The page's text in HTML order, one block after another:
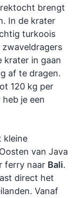
brengt
In de krater
turkoois
krater in gaan
af te dragen.
120 kg per
je een
kleine
van Java
ferry naar Bali.
direct het
Vanaf